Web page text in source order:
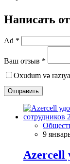
Написать
Ad *
Ваш отзыв *
Oxudum və
Отправить
9
Azercell